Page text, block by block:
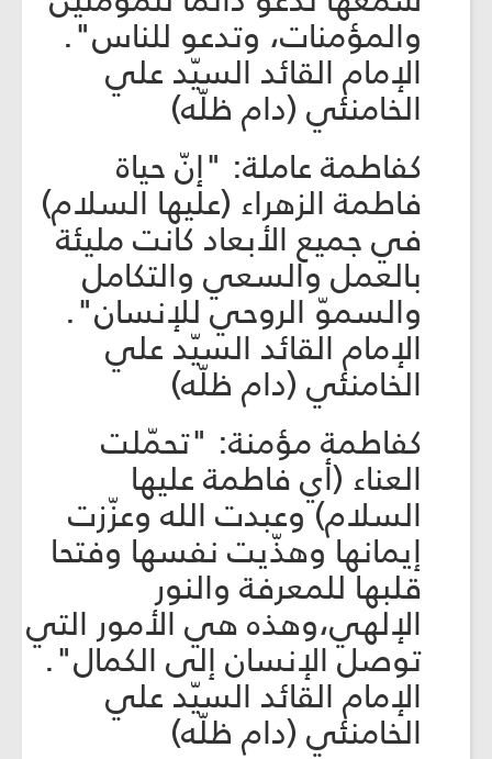
والمؤمنات، وتدعو للناس".
الإمام القائد السيّد علي
الخامنئي (دام ظلّه)
كفاطمة عاملة: "إنّ حياة
فاطمة الزهراء (عليها السلام)
في جميع الأبعاد كانت مليئة
بالعمل والسعي والتكامل
والسموّ الروحي للإنسان".
الإمام القائد السيّد علي
الخامنئي (دام ظلّه)
كفاطمة مؤمنة: "تحمّلت
العناء (أي فاطمة عليها
السلام) وعبدت الله وعزّزت
إيمانها وهذّيت نفسها وفتحا
قلبها للمعرفة والنور
الإلهي،وهذه هي الأمور التي
توصل الإنسان إلى الكمال".
الإمام القائد السيّد علي
الخامنئي (دام ظلّه)